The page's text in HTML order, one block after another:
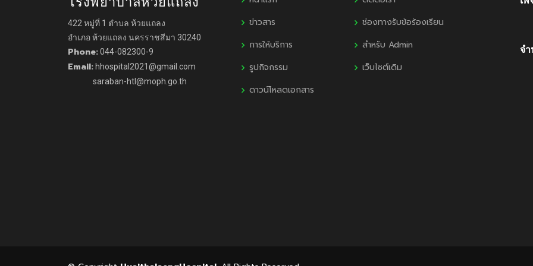
422 หมู่ที่ 1 ตำบล ห้วยแถลง
อำเภอ ห้วยแถลง นครราชสีมา 30240
Phone:044-082300-9
Email: hhospital2021@gmail.com
saraban-htl@moph.go.th
ข่าวสาร
การให้บริการ
รูปกิจกรรม
ดาวน์โหลดเอกสาร
ช่องทางรับข้อร้องเรียน
สำหรับ Admin
เว็บไซต์เดิม
จ